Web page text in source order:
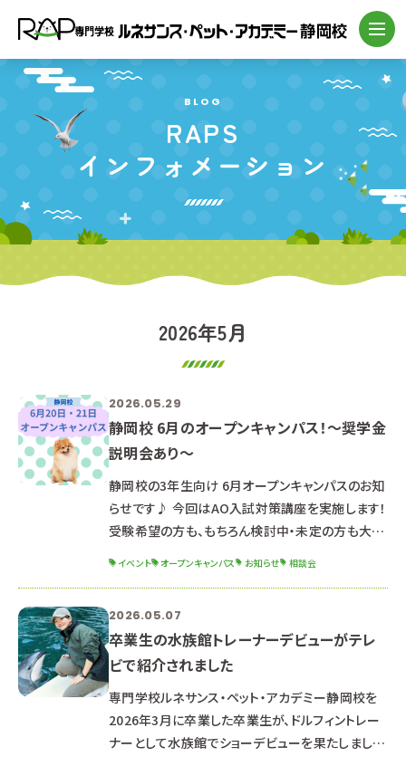
BLOG
RAPS
インフォメーション
2026年5月
2026.05.29
静岡校 6月のオープンキャンパス！～奨学金
説明会あり～
静岡校の3年生向け 6月オープンキャンパスのお知
らせです♪ 今回はAO入試対策講座を実施します！
受験希望の方も、もちろん検討中・未定の方も大歓
学金に関するお問い合わせを多数いただいていま
すので 開始前の時間に「奨学金説明会」を行いま
す。 奨学金はよくわからない...その気持ちに奨学金
兼 就職 担当の先生が 就職まで見据えてお答えし
イベント オープンキャンパス お知らせ 相談会
2026.05.07
卒業生の水族館トレーナーデビューがテレ
ビで紹介されました
専門学校ルネサンス・ペット・アカデミー静岡校を
2026年3月に卒業した卒業生が、ドルフィントレー
ナーとして水族館でショーデビューを果たしまし